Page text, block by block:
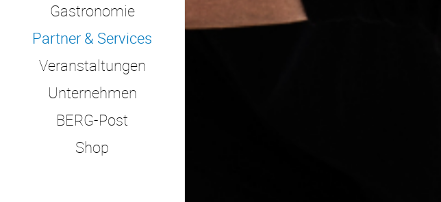
Gastronomie
Partner & Services
Veranstaltungen
Unternehmen
BERG-Post
Shop